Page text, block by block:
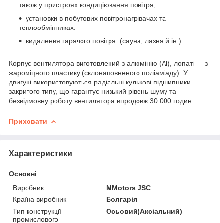
також у пристроях кондиціювання повітря;
установки в побутових повітронагрівачах та
теплообмінниках.
видалення гарячого повітря (сауна, лазня й ін.)
Корпус вентилятора виготовлений з алюмінію (Al), лопаті — з
жароміцного пластику (склонаповненого поліаміаду). У
двигуні використовуються радіальні кулькові підшипники
закритого типу, що гарантує низький рівень шуму та
безвідмовну роботу вентилятора впродовж 30 000 годин.​​​​​​​
Приховати
Характеристики
Основні
Виробник
MMotors JSC
Країна виробник
Болгарія
Тип конструкції
промислового
Осьовий(Аксіальний)